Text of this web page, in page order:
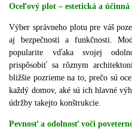
Oceľový plot – estetická a
Výber správneho plotu pre váš
aj bezpečnosti a funkčnosti.
popularite vďaka svojej
prispôsobiť sa rôznym
bližšie pozrieme na to, prečo sú
každý domov, aké sú ich hlavné
údržby takejto konštrukcie.
Pevnosť a odolnosť voči